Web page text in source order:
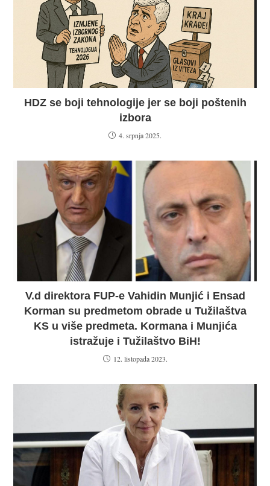
HDZ se boji tehnologije jer se boji poštenih
izbora
4. srpnja 2025.
V.d direktora FUP-e Vahidin Munjić i Ensad
Korman su predmetom obrade u Tužilaštva
KS u više predmeta. Kormana i Munjića
istražuje i Tužilaštvo BiH!
12. listopada 2023.